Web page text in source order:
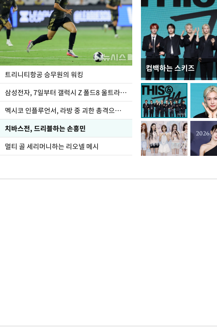
트리니티항공 승무원의 워킹
삼성전자, 7일부터 갤럭시 Z 폴드8 울트라·폴드8·플립8 출시
멕시코 인플루언서, 라방 중 괴한 총격으로 사망
치바스전, 드리블하는 손흥민
멀티 골 세리머니하는 리오넬 메시
컴백하는 스키즈
입추 하루 앞둔 전남
폭염